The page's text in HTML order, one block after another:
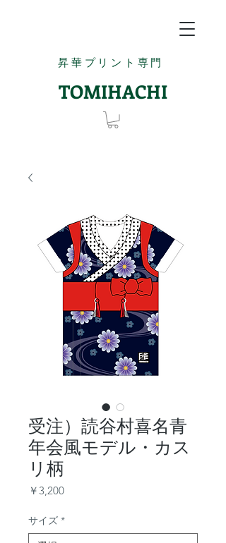
昇華プリント専門
TOMIHACHI
受注）読谷村喜名青
年会風モデル・カス
リ柄
￥3,200価
サイズ *